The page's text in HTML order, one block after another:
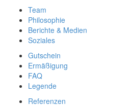
Team
Philosophie
Berichte & Medien
Soziales
Gutschein
Ermäßigung
FAQ
Legende
Referenzen